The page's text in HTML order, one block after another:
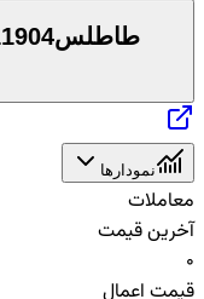
طاطلس111904
نمودارها
معاملات
آخرین قیمت
0
قیمت اعمال